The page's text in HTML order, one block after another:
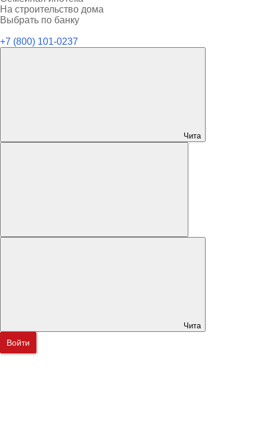
На строительство дома
Выбрать по банку
+7 (800) 101-0237
Чита
Чита
Войти